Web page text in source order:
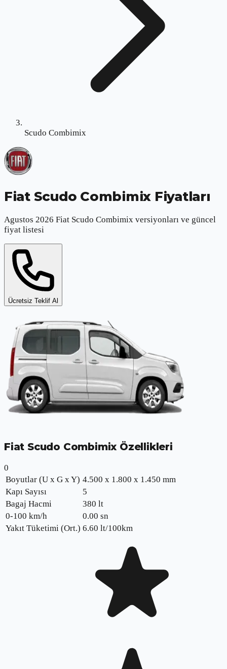
Scudo Combimix
Fiat Scudo Combimix Fiyatları
Agustos 2026 Fiat Scudo Combimix versiyonları ve güncel
fiyat listesi
Ücretsiz Teklif Al
Fiat Scudo Combimix Özellikleri
0
Boyutlar (U x G x Y) 4.500 x 1.800 x 1.450 mm
Kapı Sayısı
5
Bagaj Hacmi
380 lt
0-100 km/h
0.00 sn
Yakıt Tüketimi (Ort.) 6.60 lt/100km